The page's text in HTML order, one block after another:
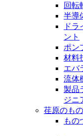
回転
半導
ド
ント
ポン
材料
エバ
流体
製品
ジニ
荏原のも
もの